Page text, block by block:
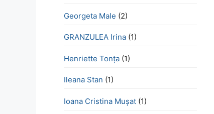
Georgeta Male (2)
GRANZULEA Irina (1)
Henriette Tonţa (1)
Ileana Stan (1)
Ioana Cristina Mușat (1)